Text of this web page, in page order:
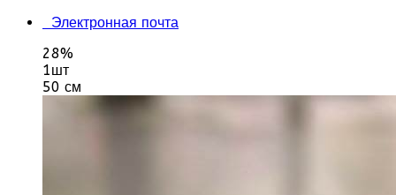
Электронная почта
28%
1шт
50 см